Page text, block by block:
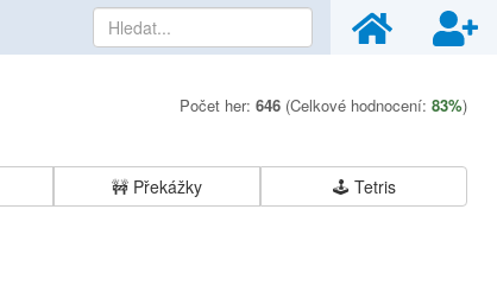
Počet her: 646 (Celkové hodnocení: 83%)
🚧 Překážky 🕹️ Tetris